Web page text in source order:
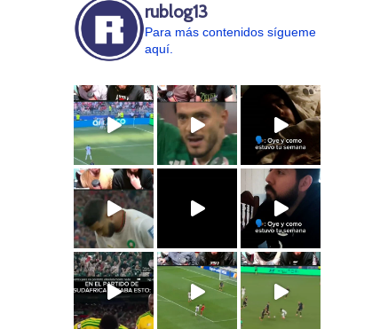
rublog13
Para más contenidos sígueme
aquí.